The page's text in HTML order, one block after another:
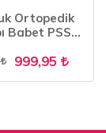
Babet PSSK
999,95